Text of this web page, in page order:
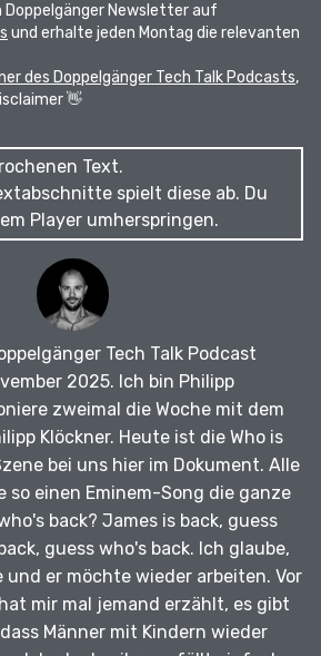
Doppelgänger Newsletter auf
und erhalte jeden Montag die relevanten
des Doppelgänger Tech Talk Podcasts⁠⁠⁠⁠⁠,
👋
Text.
spielt diese ab. Du
Player umherspringen.
Tech Talk Podcast
2025. Ich bin Philipp
zweimal die Woche mit dem
Klöckner. Heute ist die Who is
bei uns hier im Dokument. Alle
so einen Eminem-Song die ganze
back? James is back, guess
guess who's back. Ich glaube,
und er möchte wieder arbeiten. Vor
mir mal jemand erzählt, es gibt
Männer mit Kindern wieder